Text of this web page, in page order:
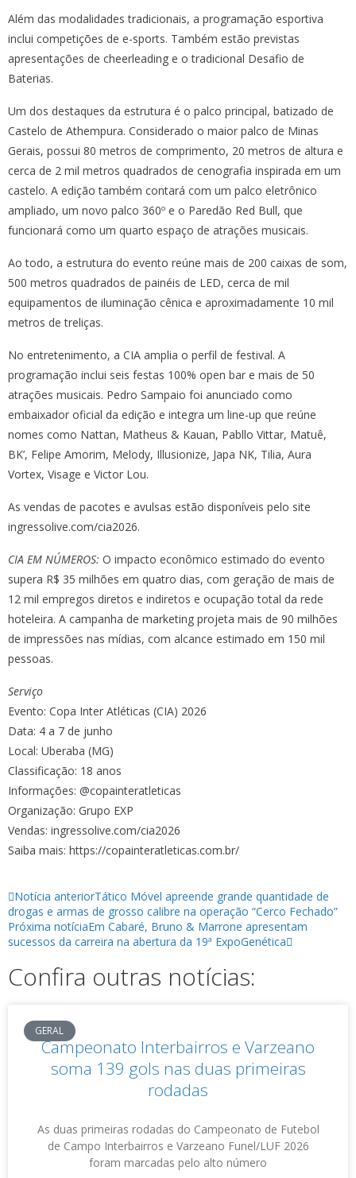
Além das modalidades tradicionais, a programação esportiva
inclui competições de e-sports. Também estão previstas
apresentações de cheerleading e o tradicional Desafio de
Baterias.
Um dos destaques da estrutura é o palco principal, batizado de
Castelo de Athempura. Considerado o maior palco de Minas
Gerais, possui 80 metros de comprimento, 20 metros de altura e
cerca de 2 mil metros quadrados de cenografia inspirada em um
castelo. A edição também contará com um palco eletrônico
ampliado, um novo palco 360º e o Paredão Red Bull, que
funcionará como um quarto espaço de atrações musicais.
Ao todo, a estrutura do evento reúne mais de 200 caixas de som,
500 metros quadrados de painéis de LED, cerca de mil
equipamentos de iluminação cênica e aproximadamente 10 mil
metros de treliças.
No entretenimento, a CIA amplia o perfil de festival. A
programação inclui seis festas 100% open bar e mais de 50
atrações musicais. Pedro Sampaio foi anunciado como
embaixador oficial da edição e integra um line-up que reúne
nomes como Nattan, Matheus & Kauan, Pabllo Vittar, Matuê,
BK’, Felipe Amorim, Melody, Illusionize, Japa NK, Tilia, Aura
Vortex, Visage e Victor Lou.
As vendas de pacotes e avulsas estão disponíveis pelo site
ingressolive.com/cia2026.
CIA EM NÚMEROS: O impacto econômico estimado do evento
supera R$ 35 milhões em quatro dias, com geração de mais de
12 mil empregos diretos e indiretos e ocupação total da rede
hoteleira. A campanha de marketing projeta mais de 90 milhões
de impressões nas mídias, com alcance estimado em 150 mil
pessoas.
Serviço
Evento: Copa Inter Atléticas (CIA) 2026
Data: 4 a 7 de junho
Local: Uberaba (MG)
Classificação: 18 anos
Informações: @copainteratleticas
Organização: Grupo EXP
Vendas: ingressolive.com/cia2026
Saiba mais: https://copainteratleticas.com.br/
Notícia anteriorTático Móvel apreende grande quantidade de
drogas e armas de grosso calibre na operação “Cerco Fechado”
Próxima notíciaEm Cabaré, Bruno & Marrone apresentam
sucessos da carreira na abertura da 19ª ExpoGenética
Confira outras notícias:
GERAL
Campeonato Interbairros e Varzeano
soma 139 gols nas duas primeiras
rodadas
As duas primeiras rodadas do Campeonato de Futebol
de Campo Interbairros e Varzeano Funel/LUF 2026
foram marcadas pelo alto número